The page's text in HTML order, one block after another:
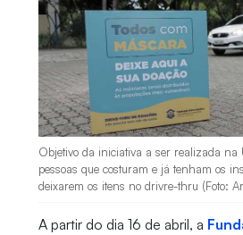
Objetivo da iniciativa a ser realizada na
pessoas que costuram e já tenham os
deixarem os itens no drivre-thru (Foto:
A partir do dia 16 de abril, a